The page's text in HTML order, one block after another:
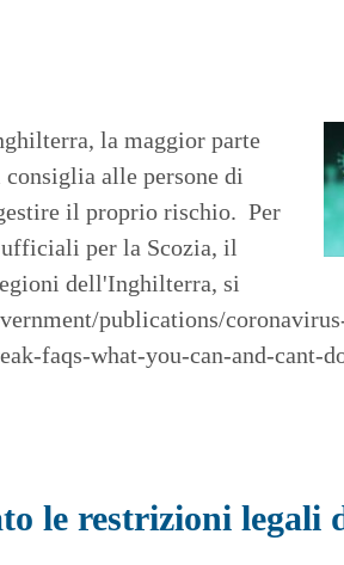
la maggior parte
alle persone di
il proprio rischio. Per
per la Scozia, il
dell'Inghilterra, si
publications/
faqs-what-you-can-and-cant-
le restrizioni legali